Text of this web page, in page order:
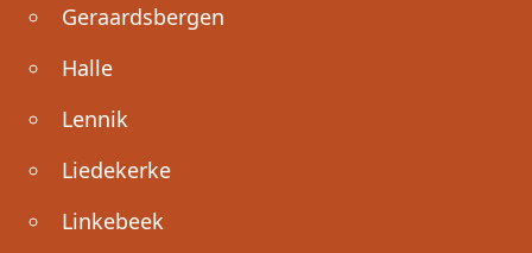
Geraardsbergen
Halle
Lennik
Liedekerke
Linkebeek